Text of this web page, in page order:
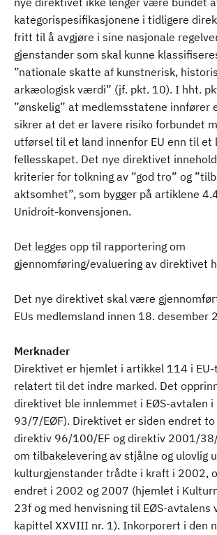
kategorispesifikasjonene i tidligere
fritt til å avgjøre i sine nasjonale
gjenstander som skal kunne
”nationale skatte af kunstnerisk,
arkæologisk værdi” (jf. pkt. 10). I hht.
”ønskelig” at medlemsstatene innfører
sikrer at det er lavere risiko forbundet
utførsel til et land innenfor EU enn til et
fellesskapet. Det nye direktivet
kriterier for tolkning av ”god tro” og
aktsomhet”, som bygger på artiklene
Unidroit-konvensjonen.
Det legges opp til rapportering om
gjennomføring/evaluering av direktivet
Det nye direktivet skal være
EUs medlemsland innen 18. desember
Merknader
Direktivet er hjemlet i artikkel 114 i
relatert til det indre marked. Det
direktivet ble innlemmet i EØS-avtalen
93/7/EØF). Direktivet er siden endret to
direktiv 96/100/EF og direktiv 2001/
om tilbakelevering av stjålne og ulovlig
kulturgjenstander trådte i kraft i 2002,
endret i 2002 og 2007 (hjemlet i
23f og med henvisning til EØS-avtalens
kapittel XXVIII nr. 1). Inkorporert i den